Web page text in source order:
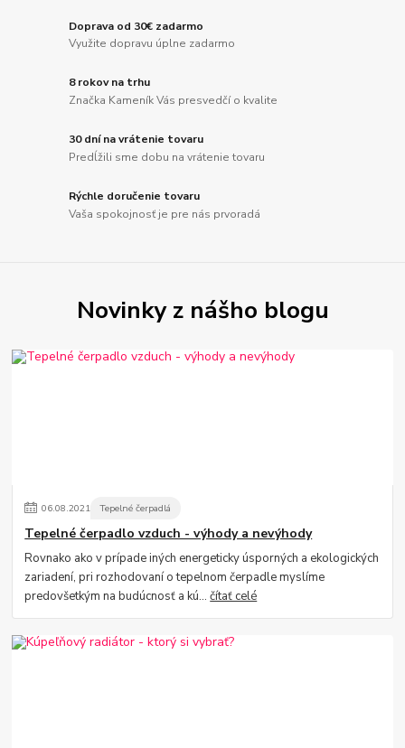
Doprava od 30€ zadarmo
Využite dopravu úplne zadarmo
8 rokov na trhu
Značka Kameník Vás presvedčí o kvalite
30 dní na vrátenie tovaru
Predĺžili sme dobu na vrátenie tovaru
Rýchle doručenie tovaru
Vaša spokojnosť je pre nás prvoradá
Novinky z nášho blogu
06.08.2021 Tepelné čerpadlá
Tepelné čerpadlo vzduch - výhody a nevýhody
Rovnako ako v prípade iných energeticky úsporných a ekologických
zariadení, pri rozhodovaní o tepelnom čerpadle myslíme
predovšetkým na budúcnosť a kú...čítať celé